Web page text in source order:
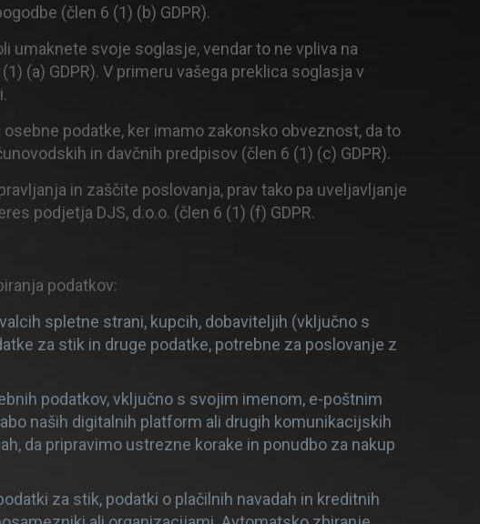
(člen 6 (1) (b) GDPR).
umaknete svoje soglasje, vendar to ne vpliva na
(a) GDPR). V primeru vašega preklica soglasja v
podatke, ker imamo zakonsko obveznost, da to
in davčnih predpisov (člen 6 (1) (c) GDPR).
in zaščite poslovanja, prav tako pa uveljavljanje
podjetja DJS, d.o.o. (člen 6 (1) (f) GDPR.
podatkov:
spletne strani, kupcih, dobaviteljih (vključno s
za stik in druge podatke, potrebne za poslovanje z
podatkov, vključno s svojim imenom, e-poštnim
naših digitalnih platform ali drugih komunikacijskih
da pripravimo ustrezne korake in ponudbo za nakup
za stik, podatki o plačilnih navadah in kreditnih